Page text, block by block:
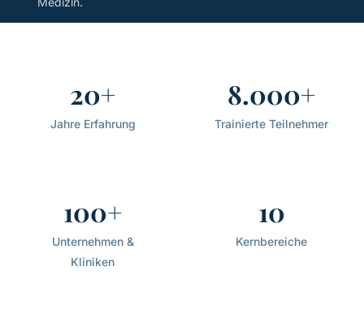
20+
Jahre Erfahrung
8.000+
Trainierte Teilnehmer
100+
Unternehmen &
Kliniken
10
Kernbereiche